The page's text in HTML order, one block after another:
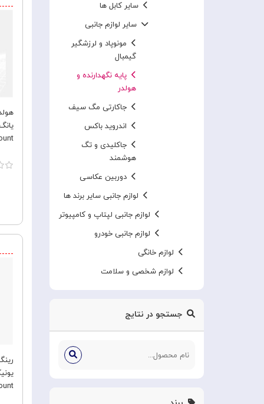
سایر کابل ها
سایر لوازم جانبی
مونوپاد و لرزشگیر
گیمبال
پایه نگهدارنده و
هولدر
جاکارتی مگ سیف
اندروید باکس
جاکلیدی و تگ
هوشمند
دوربین عکاسی
لوازم جانبی سایر برند ها
لوازم جانبی لپتاپ و کامپیوتر
لوازم جانبی خودرو
لوازم خانگی
لوازم شخصی و سلامت
جستجو در نتایج